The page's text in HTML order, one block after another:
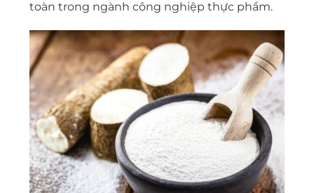
toàn trong ngành công nghiệp thực phẩm.